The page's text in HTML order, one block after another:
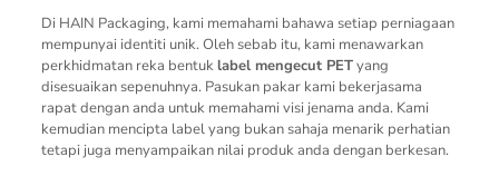
Di HAIN Packaging, kami memahami bahawa setiap perniagaan
mempunyai identiti unik. Oleh sebab itu, kami menawarkan
perkhidmatan reka bentuklabel mengecut PETyang
disesuaikan sepenuhnya. Pasukan pakar kami bekerjasama
rapat dengan anda untuk memahami visi jenama anda. Kami
kemudian mencipta label yang bukan sahaja menarik perhatian
tetapi juga menyampaikan nilai produk anda dengan berkesan.